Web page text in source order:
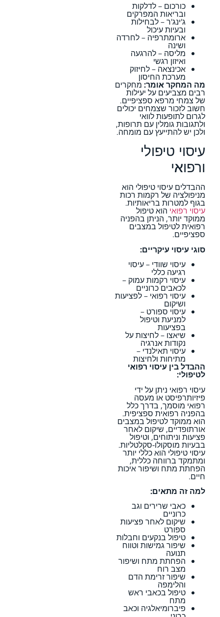
כורכום – לדלקות
ובריאות המפרקים
ג'ינג'ר – לבחילות
ובעיות עיכול
ארומתרפיה – לחרדה
ושינה
מליסה – להרגעה
ואיזון רגשי
אכינצאה – לחיזוק
מערכת החיסון
מה המחקר אומר: מחקרים
רבים מצביעים על יעילות
של צמחי מרפא ספציפיים.
חשוב לזכור שצמחים יכולים
לגרום לתופעות לוואי
ולתגובות גומלין עם תרופות,
ולכן יש להתייעץ עם מומחה.
עיסוי טיפולי
ורפואי
ההבדלים עיסוי טיפולי הוא
מניפולציה של רקמות רכות
בגוף למטרות בריאותיות.
עיסוי רפואי הוא טיפול
ממוקד יותר, הניתן בהפניה
רפואית לטיפול במצבים
ספציפיים.
סוגי עיסוי עיקריים:
עיסוי שוודי – עיסוי
רגיעה כללי
עיסוי רקמות עמוק –
לכאבים כרוניים
עיסוי רפואי – לפציעות
ושיקום
עיסוי ספורט –
למניעת וטיפול
בפציעות
שיאצו – לחיצות על
נקודות אנרגיה
עיסוי תאילנדי –
מתיחות ולחיצות
ההבדל בין עיסוי רפואי
לטיפולי:
עיסוי רפואי ניתן על ידי
פיזיותרפיסט או מעסה
רפואי מוסמך, בדרך כלל
בהפניה רפואית ספציפית.
הוא ממוקד לטיפול במצבים
אורתופדיים, שיקום לאחר
פציעות וניתוחים, וטיפול
בבעיות מוסקולו-סקלטליות.
עיסוי טיפולי הוא כללי יותר
ומתמקד ברווחה כללית,
הפחתת מתח ושיפור איכות
חיים.
למה זה מתאים:
כאבי שרירים וגב
כרוניים
שיקום לאחר פציעות
ספורט
טיפול בנקעים וחבלות
שיפור גמישות וטווח
תנועה
הפחתת מתח ושיפור
מצב רוח
שיפור זרימת הדם
והלימפה
טיפול בכאבי ראש
מתח
פיברומיאלגיה וכאב